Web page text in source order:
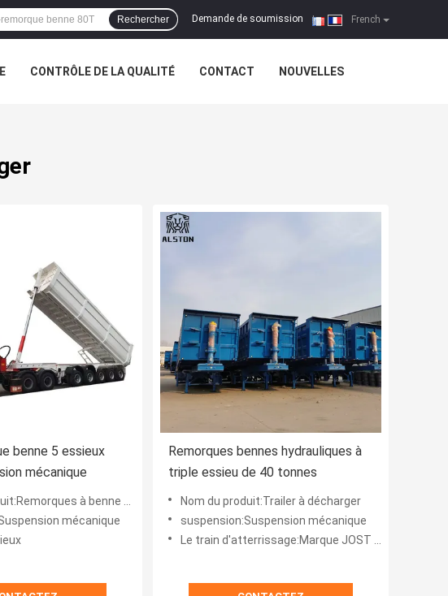
French
Demande de soumission |
Rechercher
CONTRÔLE DE LA QUALITÉ CONTACT NOUVELLES
benne 5 essieux
mécanique
à benne basculante
mécanique
Remorques bennes hydrauliques à
triple essieu de 40 tonnes
Nom du produit:Trailer à décharger
suspension:Suspension mécanique
Le train d'atterrissage:Marque JOST à deux vitesses